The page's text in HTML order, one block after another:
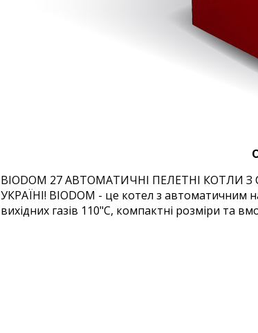
BIODOM 27 АВТОМАТИЧНІ ПЕЛЕТНІ КОТЛИ З
УКРАЇНІ! BIODOM - це котел з
вихідних газів 110"С, компактні розміри та